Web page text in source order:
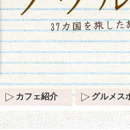
カフェ紹介 グルメス